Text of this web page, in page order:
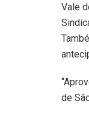
Vale
de